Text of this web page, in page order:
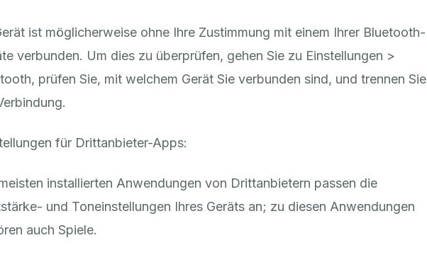
ist möglicherweise ohne Ihre Zustimmung mit einem Ihrer Bluetooth-
verbunden. Um dies zu überprüfen, gehen Sie zu Einstellungen >
prüfen Sie, mit welchem Gerät Sie verbunden sind, und trennen Sie
für Drittanbieter-Apps:
installierten Anwendungen von Drittanbietern passen die
und Toneinstellungen Ihres Geräts an; zu diesen Anwendungen
auch Spiele.